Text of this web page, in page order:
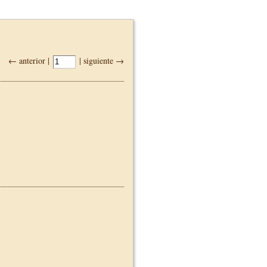
← anterior | | siguiente →